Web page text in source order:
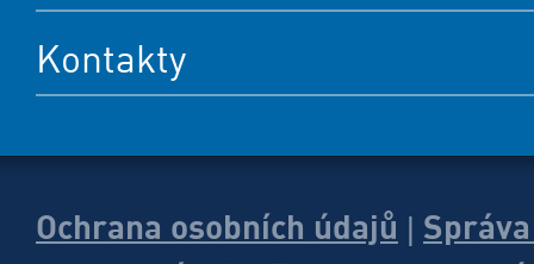
Kontakty
Ochrana osobních údajů